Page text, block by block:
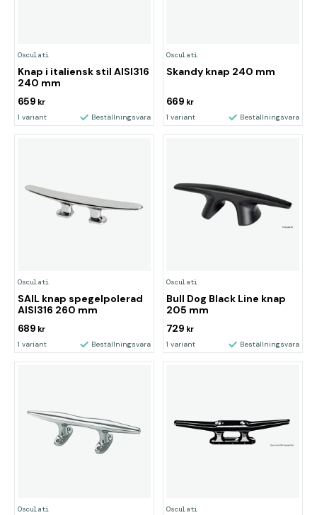
Osculati
Knap i italiensk stil AISI316
240 mm
659 kr
1 variant Beställningsvara
Osculati
Skandy knap 240 mm
669 kr
1 variant Beställningsvara
Osculati
SAIL knap spegelpolerad
AISI316 260 mm
689 kr
1 variant Beställningsvara
Osculati
Bull Dog Black Line knap
205 mm
729 kr
1 variant Beställningsvara
Osculati Osculati